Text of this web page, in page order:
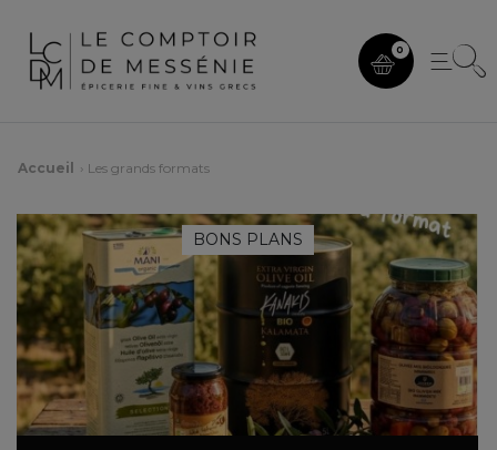
0
Accueil Les grands formats
BONS PLANS